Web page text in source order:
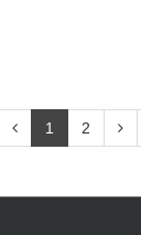
1 2